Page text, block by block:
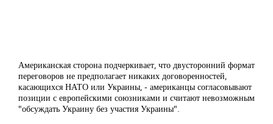
Американская сторона подчеркивает, что двусторонний формат
переговоров не предполагает никаких договоренностей,
касающихся НАТО или Украины, - американцы согласовывают
позиции с европейскими союзниками и считают невозможным
"обсуждать Украину без участия Украины".